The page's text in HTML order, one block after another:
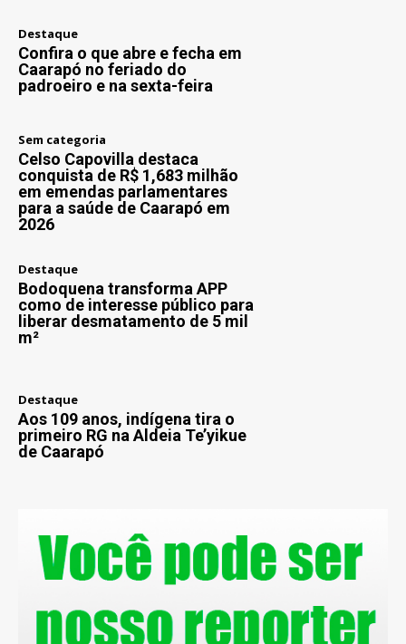
Destaque
Confira o que abre e fecha em
Caarapó no feriado do
padroeiro e na sexta-feira
Sem categoria
Celso Capovilla destaca
conquista de R$ 1,683 milhão
em emendas parlamentares
para a saúde de Caarapó em
2026
Destaque
Bodoquena transforma APP
como de interesse público para
liberar desmatamento de 5 mil
m²
Destaque
Aos 109 anos, indígena tira o
primeiro RG na Aldeia Te’yikue
de Caarapó